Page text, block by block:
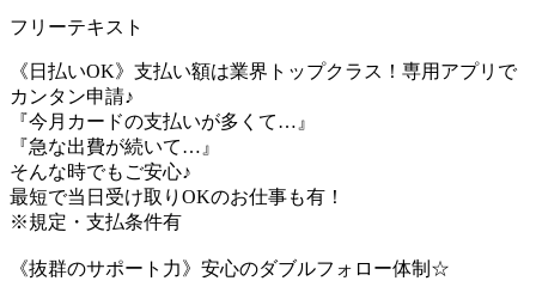
フリーテキスト
《日払いOK》支払い額は業界トップクラス！専用アプリで
カンタン申請♪
『今月カードの支払いが多くて…』
『急な出費が続いて…』
そんな時でもご安心♪
最短で当日受け取りOKのお仕事も有！
※規定・支払条件有
《抜群のサポート力》安心のダブルフォロー体制☆